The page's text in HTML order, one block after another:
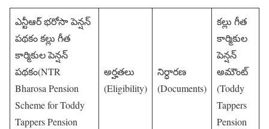
ఎన్టీఆర్ భరోసా పెన్షన్
పథకం కల్లు గీత
కార్మికుల పెన్షన్
పథకం(NTR
Bharosa Pension
Scheme for Toddy
Tappers Pension
అర్హతలు
(Eligibility)
నిర్ధారణ
(Documents)
కల్లు గీత
కార్మికుల
పెన్షన్
అమౌంట్
(Toddy
Tappers
Pension